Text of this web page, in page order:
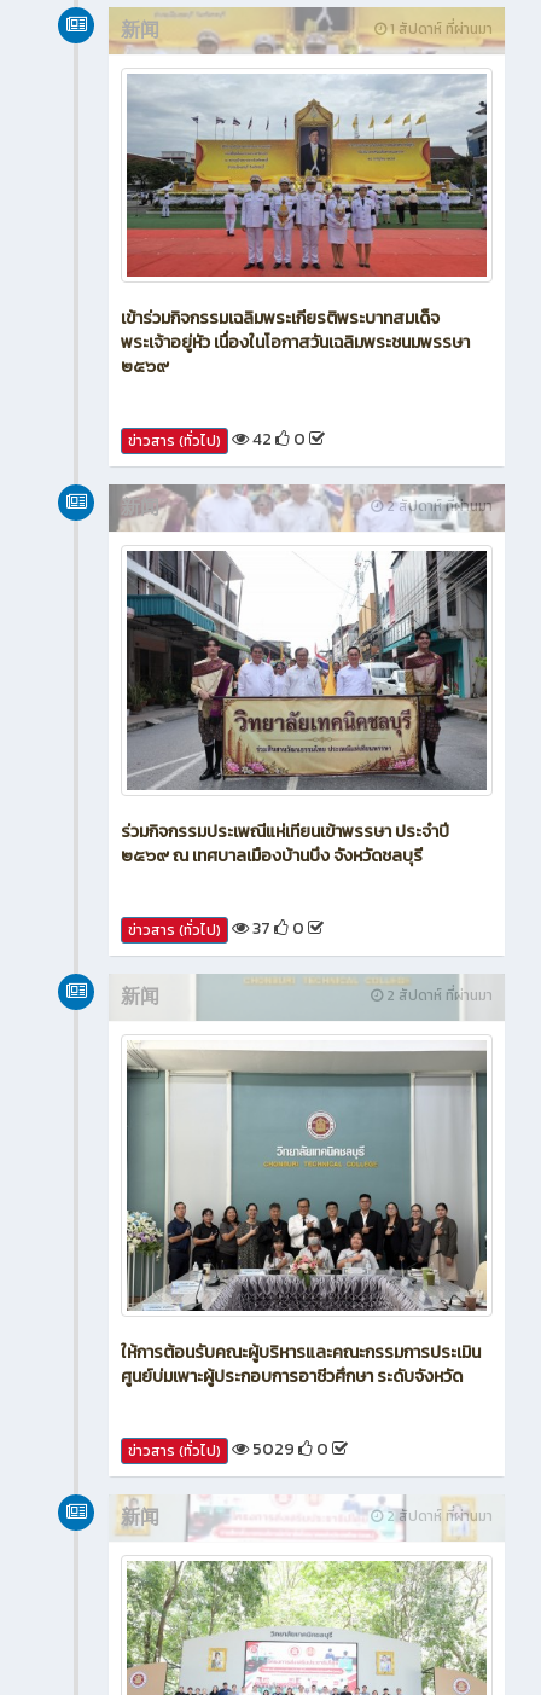
1 สัปดาห์ ที่ผ่านมา
新闻
เข้าร่วมกิจกรรมเฉลิมพระเกียรติพระบาทสมเด็จ
พระเจ้าอยู่หัว เนื่องในโอกาสวันเฉลิมพระชนมพรรษา
๒๕๖๙
ข่าวสาร (ทั่วไป) 42 0
2 สัปดาห์ ที่ผ่านมา
新闻
ร่วมกิจกรรมประเพณีแห่เทียนเข้าพรรษา ประจำปี
๒๕๖๙ ณ เทศบาลเมืองบ้านบึง จังหวัดชลบุรี
ข่าวสาร (ทั่วไป) 37 0
2 สัปดาห์ ที่ผ่านมา
新闻
ให้การต้อนรับคณะผู้บริหารและคณะกรรมการประเมิน
ศูนย์บ่มเพาะผู้ประกอบการอาชีวศึกษา ระดับจังหวัด
ข่าวสาร (ทั่วไป) 5029 0
2 สัปดาห์ ที่ผ่านมา
新闻